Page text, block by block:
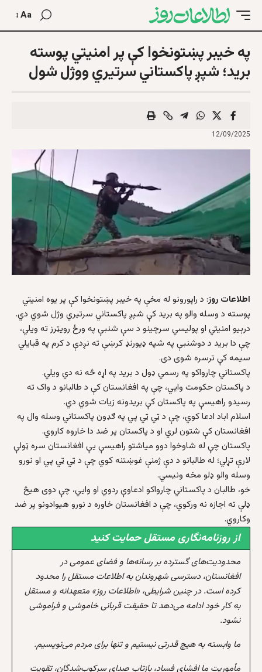
Aa
په خیبر پښتونخوا کې پر امنیتي پوسته
برید؛ شپږ پاکستاني سرتیري ووژل شول
12/09/2025
اطلاعات روز: د راپورونو له مخې په خیبر پښتونخوا کې پر یوه امنیتي
پوسته د وسله والو په برید کې شپږ پاکستاني سرتیري وژل شوي دي.
درېیو امنیتي او پولیسي سرچینو د سې شنبې په ورځ رویټرز ته ویلي،
چې دا برید د دوشنبې په شپه ډیورنډ کرښې ته نږدې د کرم په قبایلي
سیمه کې ترسره شوی دی.
پاکستاني چارواکو په رسمي ډول د برید په اړه څه نه دي ویلي.
د پاکستان حکومت وايي، چې په افغانستان کې د طالبانو د واک ته
رسیدو راهیسې په پاکستان کې بریدونه زیات شوي دي.
اسلام اباد ادعا کوي، چې د ټي ټي پي په ګډون پاکستاني وسله وال په
افغانستان کې شتون لري او د پاکستان پر ضد دا خاروه کاروي.
پاکستان چې له شاوخوا دوو میاشتو راهیسې یې افغانستان سره ټولې
لارې تړلي؛ له طالبانو د دې ژمنې غوښتنه کوي چې د ټي ټي پي او نورو
وسله والو ډلو مخه ونیسي.
خو، طالبان د پاکستاني چارواکو ادعاوې ردوي او وايي، چې دوی هیڅ
ډلې ته اجازه نه ورکوي، چې د افغانستان خاوره د نورو هیوادونو پر ضد
وکاروي.
از روزنامه‌نگاری مستقل حمایت کنید
محدودیت‌های گسترده بر رسانه‌ها و فضای عمومی در
افغانستان، دسترسی شهروندان به اطلاعات مستقل را محدود
کرده است. در چنین شرایطی، «اطلاعات روز» متعهدانه و مستقل
به کار خود ادامه می‌دهد تا حقیقت قربانی خاموشی و فراموشی
نشود.
ما وابسته به هیچ قدرتی نیستیم و تنها برای مردم می‌نویسیم.
مأموریت ما افشای فساد، بازتاب صدای سرکوب‌شدگان، تقویت